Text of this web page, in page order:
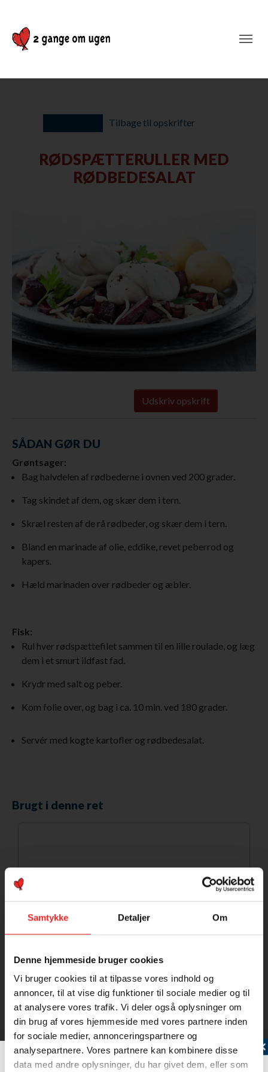
Samtykke Detaljer Om
Denne hjemmeside bruger cookies
Vi bruger cookies til at tilpasse vores indhold og
annoncer, til at vise dig funktioner til sociale medier og til
at analysere vores trafik. Vi deler også oplysninger om
din brug af vores hjemmeside med vores partnere inden
for sociale medier, annonceringspartnere og
analysepartnere. Vores partnere kan kombinere disse
data med andre oplysninger, du har givet dem, eller som
Tilbage til opskrifter
RØDSPÆTTERULLER MED
RØDBEDESALAT
Udskriv opskrift
SÅDAN GØR DU
Grøntsager:
Bag halvdelen af rødbederne i ovnen ved 200 grader.
Tag skindet af dem, og skær dem i tern.
Skræl resten af de rå rødbeder, og skær dem i tern.
Bland en marinade af olie, eddike, revet peberrod og
kapers.
Hæld marinaden over rødbeder og æbler.
Fisk:
Rul hver rødspættefilet sammen til en lille roulade, og læg
dem i et smurt ildfast fad.
Krydr med salt og peber.
Kom folie over, og bag i ca. 10 min. ved 180 grader.
Servér med kogte kartofler og rødbedesalat.
Brugt i denne ret
Rødspætte
Tilmeld dig vores nyhedsbrev